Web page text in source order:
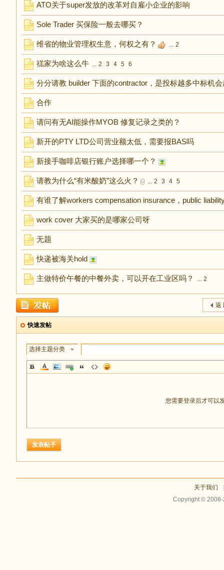
ATO关于super发放的改革对自雇小企业的影响
Sole Trader 买保险一般去哪买？
维省的物业管理权生意，何权之有？ ... 2
禚家为啥这么牛 ... 2 3 4 5 6
分分请教 builder 下面的contractor，是投标越多中标机
合作
请问有无AI能操作MYOB 修复记录之类的？
新开的PTY LTD公司营业额太低，需要报BAS吗
新接手咖啡店银行账户选择哪一个？
请教为什么“有米酸奶”这么火？ ... 2 3 4 5
有谁了解workers compensation insurance，public
work cover 大家买的是哪家公司呀
无题
快递被海关hold
主做特价午餐的中餐外卖，可以开在工业区吗？ ... 2
返
快速发帖
选择主题分类
您需要登录后才可以
发表帖子
关于我们
Copyright ©